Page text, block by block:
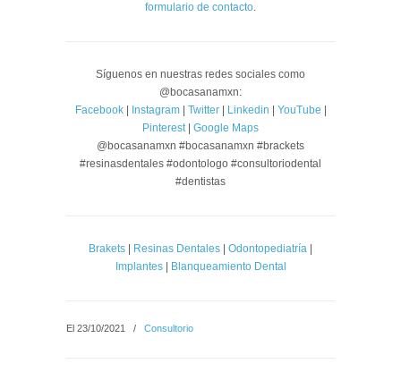
formulario de contacto.
Síguenos en nuestras redes sociales como
@bocasanamxn:
Facebook| Instagram| Twitter| Linkedin YouTube
Pinterest Google Maps
@bocasanamxn #bocasanamxn #brackets
#resinasdentales #odontologo #consultoriodental
#dentistas
Brakets Resinas Dentales Odontopediatría
Implantes| Blanqueamiento Dental
El 23/10/2021 / Consultorio